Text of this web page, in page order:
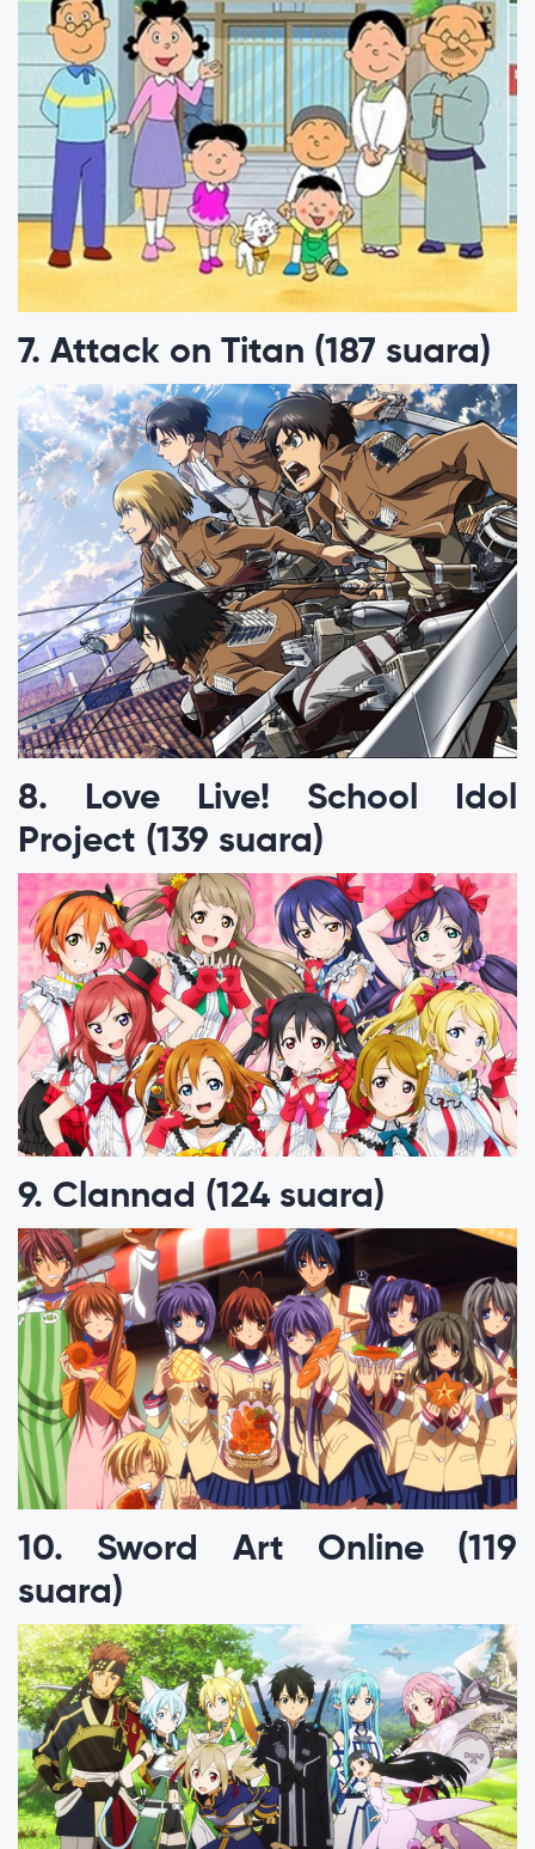
7. Attack on Titan (187 suara)
8. Love Live! School Idol
Project (139 suara)
9. Clannad (124 suara)
10. Sword Art Online (119
suara)